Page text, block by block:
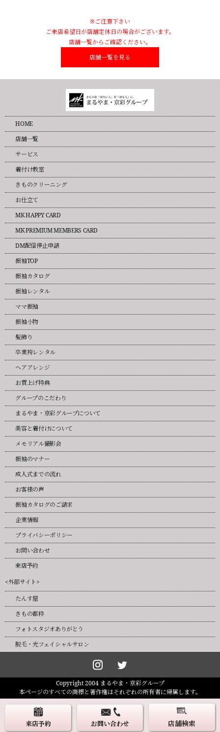
※ご注意下さい
ご来店希望日が店舗定休日の場合がございます。
店舗一覧からご確認ください。
店舗一覧を見る
来店予約 お問い合わせ 店舗検索
HOME
店舗一覧
サービス
着付け教室
きものクリーニング
お仕立て
MK HAPPY CARD
MK PREMIUM MEMBERS CARD
DM配信停止申請
振袖TOP
振袖カタログ
振袖レンタル
ママ振袖
振袖小物
髪飾り
卒業袴レンタル
ヘアアレンジ
お買上げ特典
グループのこだわり
まるやま・京彩グループについて
美容と着付けについて
メモリアル撮影会
振袖のマナー
成人式までの流れ
お客様の声
振袖カタログのご請求
企業情報
プライバシーポリシー
お問い合わせ
来店予約
<外部サイト>
たんす屋
きもの都粋
フォトスタジオありがとう
脱毛・光フェイシャルサロン
Copyright 2004 まるやま・京彩グループ
本ページのすべての商標と著作権はそれぞれの所有者に帰属します。